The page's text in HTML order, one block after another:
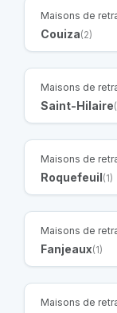
Maisons de
Couiza(2)
Maisons de
Saint-Hilaire
Maisons de
Roquefeuil(1)
Maisons de
Fanjeaux(1)
Maisons de